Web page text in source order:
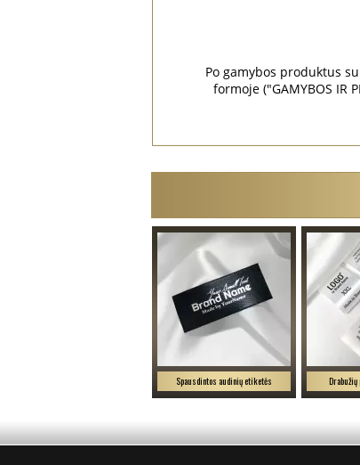
Po gamybos produktus
formoje ("GAMYBOS IR
Spausdintos audinių etiketės